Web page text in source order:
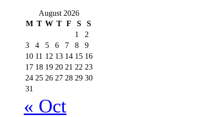
August 2026
M T W T F S
S
1
2
3
4 5 6 7 8
9
10 11 12 13 14 15 16
17 18 19 20 21 22 23
24 25 26 27 28 29 30
31
« Oct